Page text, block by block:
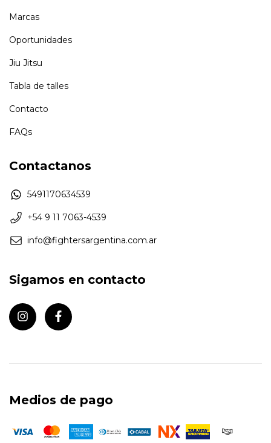
Marcas
Oportunidades
Jiu Jitsu
Tabla de talles
Contacto
FAQs
Contactanos
5491170634539
+54 9 11 7063-4539
info@fightersargentina.com.ar
Sigamos en contacto
Medios de pago